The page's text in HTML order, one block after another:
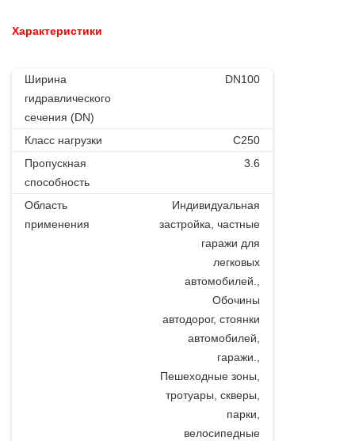
Характеристики
Ширина
гидравлического
сечения (DN)
DN100
Класс нагрузки
C250
Пропускная
способность
3.6
Область
применения
Индивидуальная
застройка, частные
гаражи для
легковых
автомобилей.,
Обочины
автодорог, стоянки
автомобилей,
гаражи.,
Пешеходные зоны,
тротуары, скверы,
парки,
велосипедные